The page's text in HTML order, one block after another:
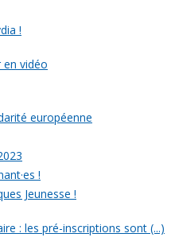
!
vidéo
européenne
!
Jeunesse !
: les pré-inscriptions sont (...)